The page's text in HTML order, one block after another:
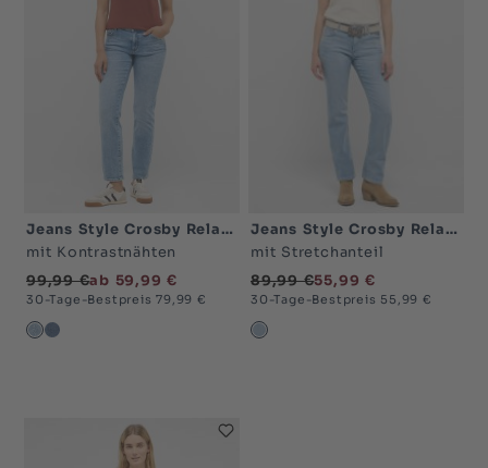
Jeans Style Crosby Relaxed Straight
mit Kontrastnähten
ab 59,99 €
99,99 €
30-Tage-Bestpreis 79,99 €
mittelblau-5000
dunkelblau-5000
Jeans Style Crosby Relaxed Straight
mit Stretchanteil
55,99 €
89,99 €
30-Tage-Bestpreis 55,99 €
blau hell-5000